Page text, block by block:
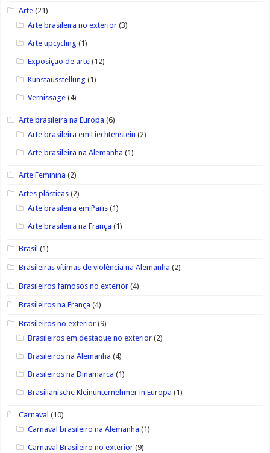
Arte (21)
Arte brasileira no exterior (3)
Arte upcycling (1)
Exposição de arte (12)
Kunstausstellung (1)
Vernissage (4)
Arte brasileira na Europa (6)
Arte brasileira em Liechtenstein (2)
Arte brasileira na Alemanha (1)
Arte Feminina (2)
Artes plásticas (2)
Arte brasileira em Paris (1)
Arte brasileira na França (1)
Brasil (1)
Brasileiras vítimas de violência na Alemanha (2)
Brasileiros famosos no exterior (4)
Brasileiros na França (4)
Brasileiros no exterior (9)
Brasileiros em destaque no exterior (2)
Brasileiros na Alemanha (4)
Brasileiros na Dinamarca (1)
Brasilianische Kleinunternehmer in Europa (1)
Carnaval (10)
Carnaval brasileiro na Alemanha (1)
Carnaval Brasileiro no exterior (9)